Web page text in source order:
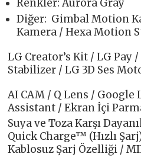
Renkler: Aurora Gray
Diğer: Gimbal Motion
Kamera / Hexa Motion
LG Creator’s Kit / LG Pay
Stabilizer / LG 3D Ses
AI CAM / Q Lens / Google
Assistant / Ekran İçi
Suya ve Toza Karşı
Quick Charge™ (Hızlı
Kablosuz Şarj Özelliği /